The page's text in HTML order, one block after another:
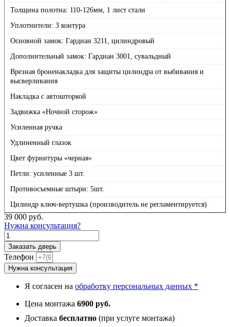
Толщина полотна: 110-126мм, 1 лист стали
Уплотнители: 3 контура
Основной замок: Гардиан 3211, цилиндровый
Дополнительный замок: Гардиан 3001, сувальдный
Врезная броненакладка для защиты цилиндра от выбивания и
высверливания
Накладка с автошторкой
Задвижка «Ночной сторож»
Усиленная ручка
Удлиненный глазок
Цвет фурнитуры «черная»
Петли: усиленные 3 шт.
Противосъемные штыри: 5шт.
Цилиндр ключ-вертушка (производитель не регламентируется)
39 000 руб.
Нужна консультация?
Количество
товара
Дверь
Гранит
Роял
черной
фурнитурой,
панель
Заказать дверь
Телефон
Нужна консультация
Я согласен на обработку персональных данных *
Цена монтажа 6900 руб.
Доставка бесплатно (при услуге монтажа)